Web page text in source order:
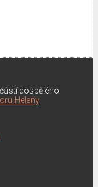
dospělého
Heleny